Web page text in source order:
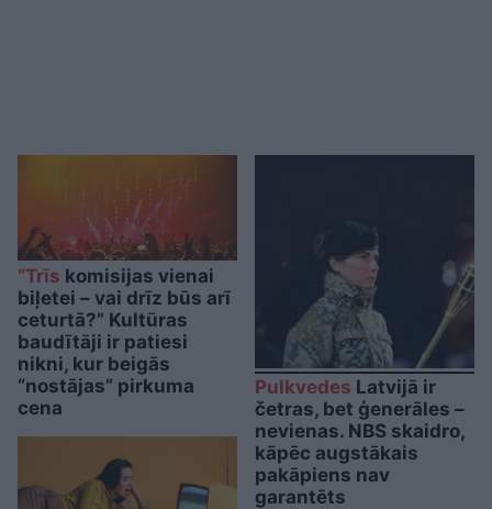
“Trīs komisijas vienai
biļetei – vai drīz būs arī
ceturtā?” Kultūras
baudītāji ir patiesi
nikni, kur beigās
“nostājas” pirkuma
cena
Pulkvedes Latvijā ir
četras, bet ģenerāles –
nevienas. NBS skaidro,
kāpēc augstākais
pakāpiens nav
garantēts